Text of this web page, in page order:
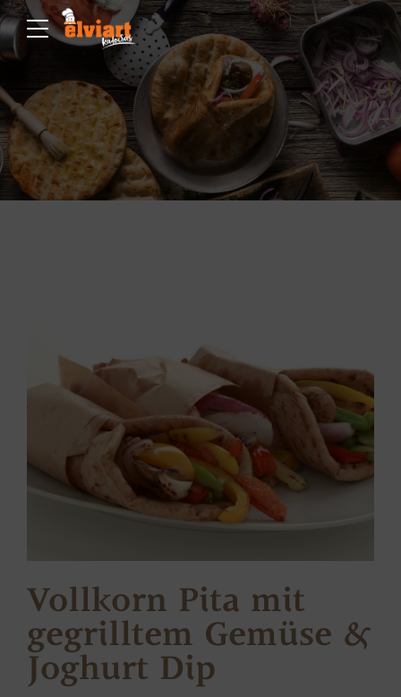
Vollkorn Pita mit
gegrilltem Gemüse &
Joghurt Dip